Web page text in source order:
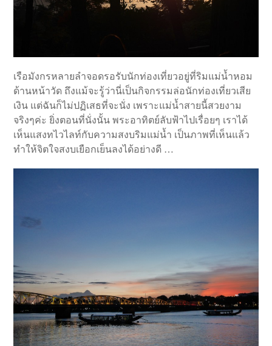
เรือมังกรหลายลำจอดรอรับนักท่องเที่ยวอยู่ที่ริมแม่น้ำหอม
ด้านหน้าวัด ถึงแม้จะรู้ว่านี่เป็นกิจกรรมล่อนักท่องเที่ยวเสีย
เงิน แต่ฉันก็ไม่ปฏิเสธที่จะนั่ง เพราะแม่น้ำสายนี้สวยงาม
จริงๆค่ะ ยิ่งตอนที่นั่งนั้น พระอาทิตย์ลับฟ้าไปเรื่อยๆ เราได้
เห็นแสงทไวไลท์กับความสงบริมแม่น้ำ เป็นภาพที่เห็นแล้ว
ทำให้จิตใจสงบเยือกเย็นลงได้อย่างดี …